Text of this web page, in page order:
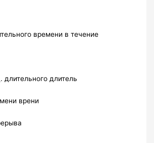
времени в течение
длитель
врени